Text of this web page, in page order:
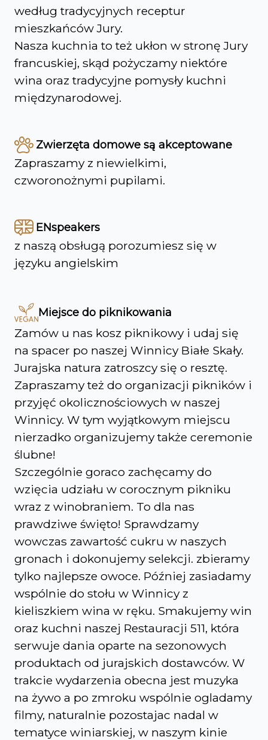
według tradycyjnych receptur
mieszkańców Jury.
Nasza kuchnia to też ukłon w stronę Jury
francuskiej, skąd pożyczamy niektóre
wina oraz tradycyjne pomysły kuchni
międzynarodowej.
Zwierzęta domowe są akceptowane
Zapraszamy z niewielkimi,
czworonożnymi pupilami.
ENspeakers
z naszą obsługą porozumiesz się w
języku angielskim
Miejsce do piknikowania
Zamów u nas kosz piknikowy i udaj się
na spacer po naszej Winnicy Białe Skały.
Jurajska natura zatroszcy się o resztę.
Zapraszamy też do organizacji pikników i
przyjęć okolicznościowych w naszej
Winnicy. W tym wyjątkowym miejscu
nierzadko organizujemy także ceremonie
ślubne!
Szczególnie goraco zachęcamy do
wzięcia udziału w corocznym pikniku
wraz z winobraniem. To dla nas
prawdziwe święto! Sprawdzamy
wowczas zawartość cukru w naszych
gronach i dokonujemy selekcji. zbieramy
tylko najlepsze owoce. Później zasiadamy
wspólnie do stołu w Winnicy z
kieliszkiem wina w ręku. Smakujemy win
oraz kuchni naszej Restauracji 511, która
serwuje dania oparte na sezonowych
produktach od jurajskich dostawców. W
trakcie wydarzenia obecna jest muzyka
na żywo a po zmroku wspólnie ogladamy
filmy, naturalnie pozostajac nadal w
tematyce winiarskiej, w naszym kinie